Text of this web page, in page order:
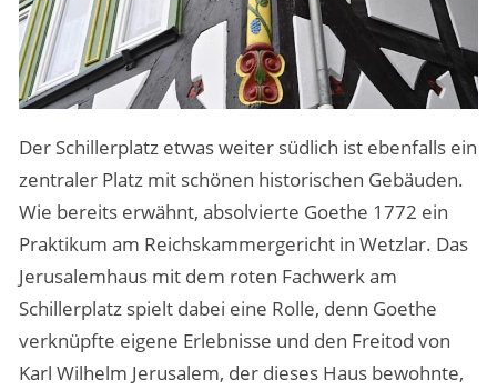
Der Schillerplatz etwas weiter südlich ist ebenfalls ein
zentraler Platz mit schönen historischen Gebäuden.
Wie bereits erwähnt, absolvierte Goethe 1772 ein
Praktikum am Reichskammergericht in Wetzlar. Das
Jerusalemhaus mit dem roten Fachwerk am
Schillerplatz spielt dabei eine Rolle, denn Goethe
verknüpfte eigene Erlebnisse und den Freitod von
Karl Wilhelm Jerusalem, der dieses Haus bewohnte,